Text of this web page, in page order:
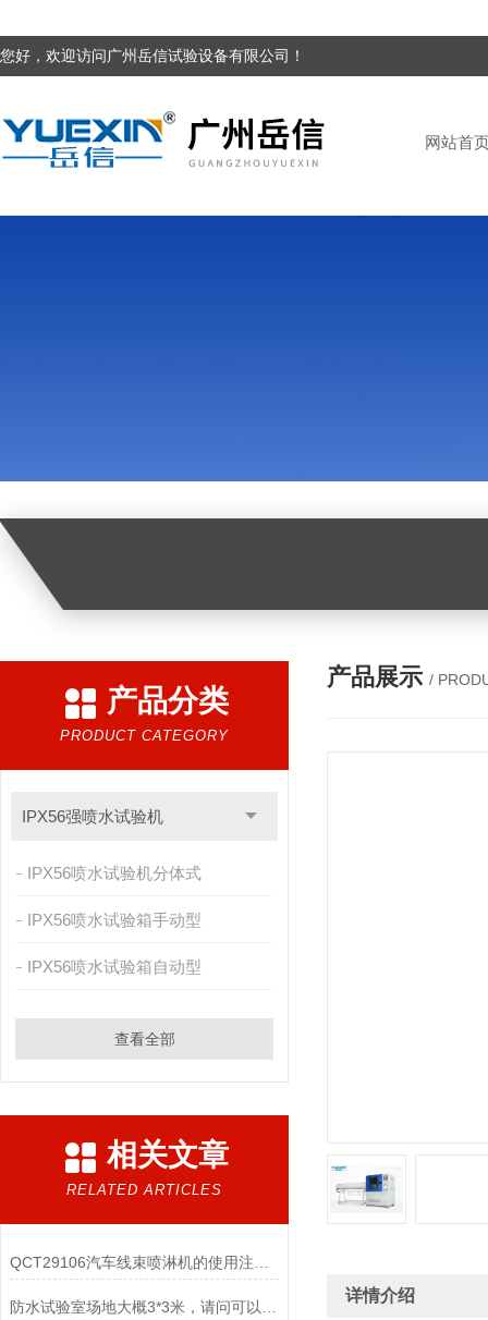
您好，欢迎访问广州岳信试验设备有限公司！
网站首
产品分类
PRODUCT CATEGORY
IPX56强喷水试验机
IPX56喷水试验机分体式
IPX56喷水试验箱手动型
IPX56喷水试验箱自动型
查看全部
相关文章
RELATED ARTICLES
产品展示 /
详情介绍